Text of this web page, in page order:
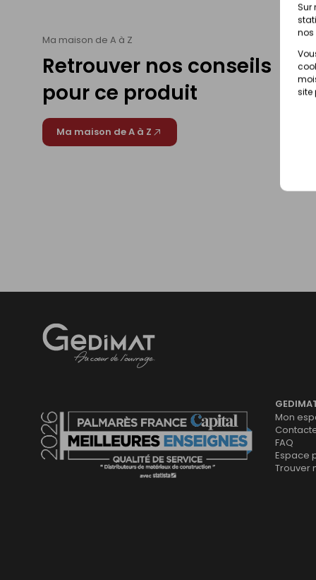
Sur
nos
site
Ma maison de A à Z
Retrouver nos conseils
pour ce produit
Ma maison de A à Z
Mon
FAQ
Espace
Trouver